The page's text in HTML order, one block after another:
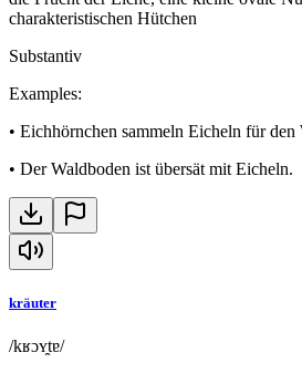
charakteristischen Hütchen
Substantiv
Examples:
• Eichhörnchen sammeln Eicheln für den
• Der Waldboden ist übersät mit Eicheln.
kräuter
/kʁɔʏ̯tɐ/